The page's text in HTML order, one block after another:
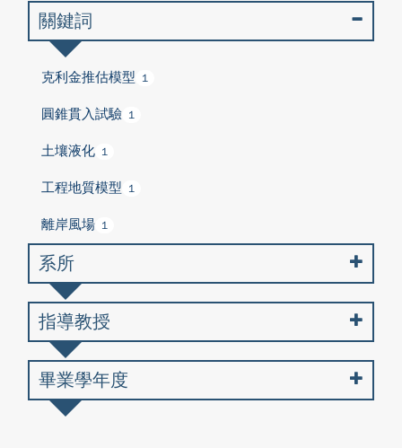
關鍵詞
克利金推估模型 1
圓錐貫入試驗 1
土壤液化 1
工程地質模型 1
離岸風場 1
系所
指導教授
畢業學年度